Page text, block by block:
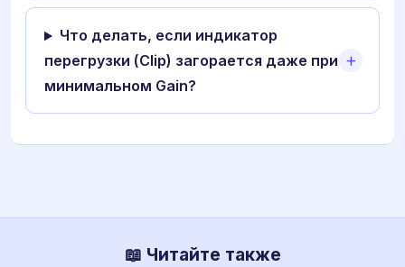
Что делать, если индикатор
перегрузки (Clip) загорается даже при
минимальном Gain?
📖 Читайте также